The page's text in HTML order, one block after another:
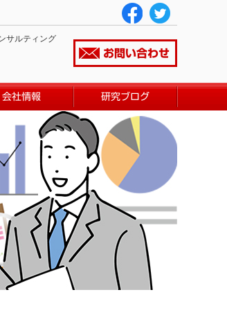
サルティング
お問い合わせ
会社情報 研究ブログ